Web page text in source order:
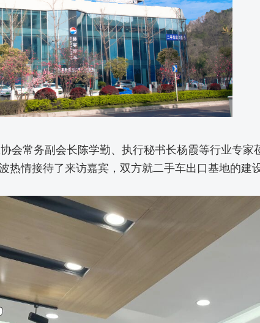
会常务副会长陈学勤、执行秘书长杨霞等行业专
热情接待了来访嘉宾，双方就二手车出口基地的建